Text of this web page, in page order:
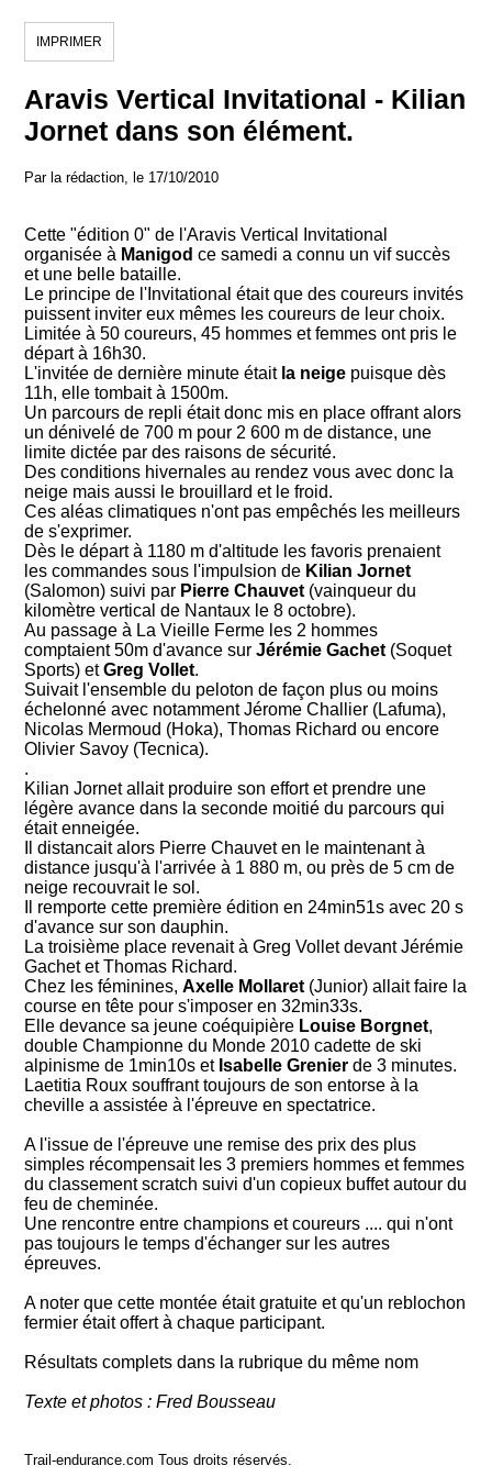
IMPRIMER
Aravis Vertical Invitational - Kilian
Jornet dans son élément.
Par la rédaction, le 17/10/2010
Cette "édition 0" de l'Aravis Vertical Invitational
organisée à Manigod ce samedi a connu un vif succès
et une belle bataille.
Le principe de l'Invitational était que des coureurs invités
puissent inviter eux mêmes les coureurs de leur choix.
Limitée à 50 coureurs, 45 hommes et femmes ont pris le
départ à 16h30.
L'invitée de dernière minute était la neige puisque dès
11h, elle tombait à 1500m.
Un parcours de repli était donc mis en place offrant alors
un dénivelé de 700 m pour 2 600 m de distance, une
limite dictée par des raisons de sécurité.
Des conditions hivernales au rendez vous avec donc la
neige mais aussi le brouillard et le froid.
Ces aléas climatiques n'ont pas empêchés les meilleurs
de s'exprimer.
Dès le départ à 1180 m d'altitude les favoris prenaient
les commandes sous l'impulsion de Kilian Jornet
(Salomon) suivi par Pierre Chauvet (vainqueur du
kilomètre vertical de Nantaux le 8 octobre).
Au passage à La Vieille Ferme les 2 hommes
comptaient 50m d'avance surJérémie Gachet (Soquet
Sports) etGreg Vollet.
Suivait l'ensemble du peloton de façon plus ou moins
échelonné avec notamment Jérome Challier (Lafuma),
Nicolas Mermoud (Hoka), Thomas Richard ou encore
Olivier Savoy (Tecnica).
.
Kilian Jornet allait produire son effort et prendre une
légère avance dans la seconde moitié du parcours qui
était enneigée.
Il distancait alors Pierre Chauvet en le maintenant à
distance jusqu'à l'arrivée à 1 880 m, ou près de 5 cm de
neige recouvrait le sol.
Il remporte cette première édition en 24min51s avec 20 s
d'avance sur son dauphin.
La troisième place revenait à Greg Vollet devant Jérémie
Gachet et Thomas Richard.
Chez les féminines,Axelle Mollaret (Junior) allait faire la
course en tête pour s'imposer en 32min33s.
Elle devance sa jeune coéquipière Louise Borgnet,
double Championne du Monde 2010 cadette de ski
alpinisme de 1min10s et Isabelle Grenier de 3 minutes.
Laetitia Roux souffrant toujours de son entorse à la
cheville a assistée à l'épreuve en spectatrice.
A l'issue de l'épreuve une remise des prix des plus
simples récompensait les 3 premiers hommes et femmes
du classement scratch suivi d'un copieux buffet autour du
feu de cheminée.
Une rencontre entre champions et coureurs .... qui n'ont
pas toujours le temps d'échanger sur les autres
épreuves.
A noter que cette montée était gratuite et qu'un reblochon
fermier était offert à chaque participant.
Résultats complets dans la rubrique du même nom
Texte et photos : Fred Bousseau
Trail-endurance.com Tous droits réservés.